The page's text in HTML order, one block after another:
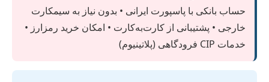
حساب بانکی با پاسپورت ایرانی • بدون نیاز به سیمکارت
خارجی • پشتیبانی از کارت‌به‌کارت • امکان خرید رمزارز •
خدمات CIP فرودگاهی (پلاتینیوم)